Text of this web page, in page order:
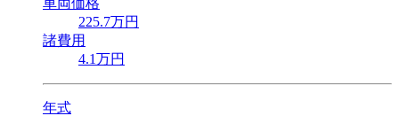
車両価格
225.7万円
諸費用
4.1万円
年式